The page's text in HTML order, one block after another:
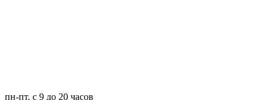
пн-пт, с 9 до 20 часов